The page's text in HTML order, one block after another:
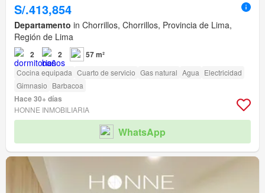
S/.413,854
Departamento in Chorrillos, Chorrillos, Provincia de Lima,
Región de Lima
2 2 57 m²
Cocina equipada Cuarto de servicio Gas natural Agua Electricidad
Gimnasio Barbacoa
Hace 30+ días
HONNE INMOBILIARIA
WhatsApp